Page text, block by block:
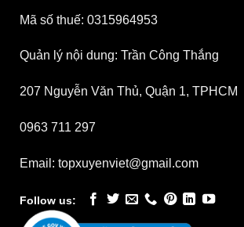
Mã số thuế: 0315964953
Quản lý nội dung: Trần Công Thắng
207 Nguyễn Văn Thủ, Quận 1, TPHCM
0963 711 297
Email: topxuyenviet@gmail.com
Follow us: